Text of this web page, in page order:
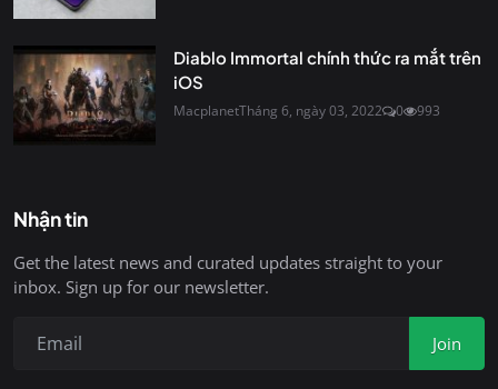
Diablo Immortal chính thức ra mắt trên
iOS
MacplanetTháng 6, ngày 03, 2022 0 993
Nhận tin
Get the latest news and curated updates straight to your
inbox. Sign up for our newsletter.
Join